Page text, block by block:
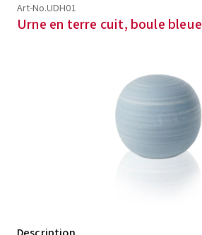
Art-No.UDH01
Urne en terre cuit, boule bleue